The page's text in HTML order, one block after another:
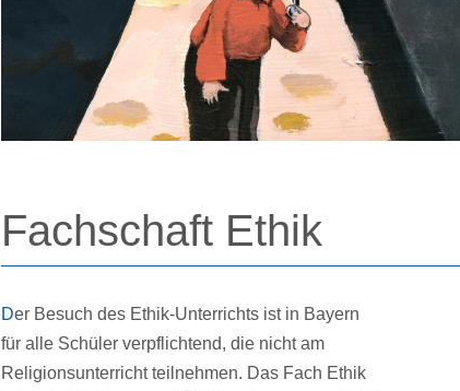
Fachschaft Ethik
Der Besuch des Ethik-Unterrichts ist in Bayern
für alle Schüler verpflichtend, die nicht am
Religionsunterricht teilnehmen. Das Fach Ethik